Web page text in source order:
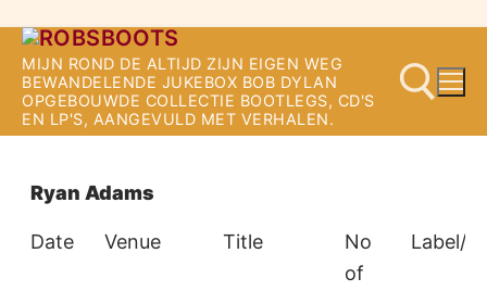
Ga
naar
de
MIJN ROND DE ALTIJD ZIJN EIGEN WEG
BEWANDELENDE JUKEBOX BOB DYLAN
OPGEBOUWDE COLLECTIE BOOTLEGS, CD'S
EN LP'S, AANGEVULD MET VERHALEN.
Ryan Adams
Date Venue Title
No
of
Label/